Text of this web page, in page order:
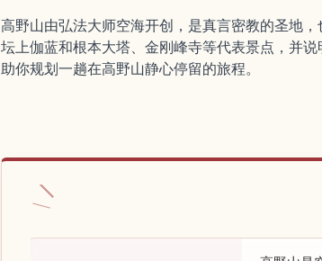
高野山由弘法大师空海开创，是真言密教的圣地
坛上伽蓝和根本大塔、金刚峰寺等代表景点，并
助你规划一趟在高野山静心停留的旅程。